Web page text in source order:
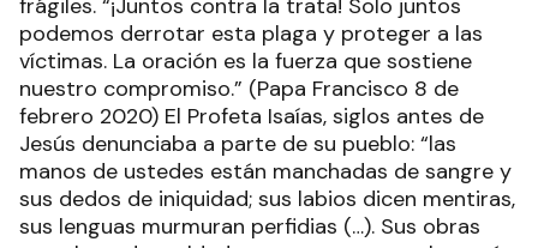
podemos derrotar esta plaga y proteger a las
víctimas. La oración es la fuerza que sostiene
nuestro compromiso.” (Papa Francisco 8 de
febrero 2020) El Profeta Isaías, siglos antes de
Jesús denunciaba a parte de su pueblo: “las
manos de ustedes están manchadas de sangre y
sus dedos de iniquidad; sus labios dicen mentiras,
sus lenguas murmuran perfidias (…). Sus obras